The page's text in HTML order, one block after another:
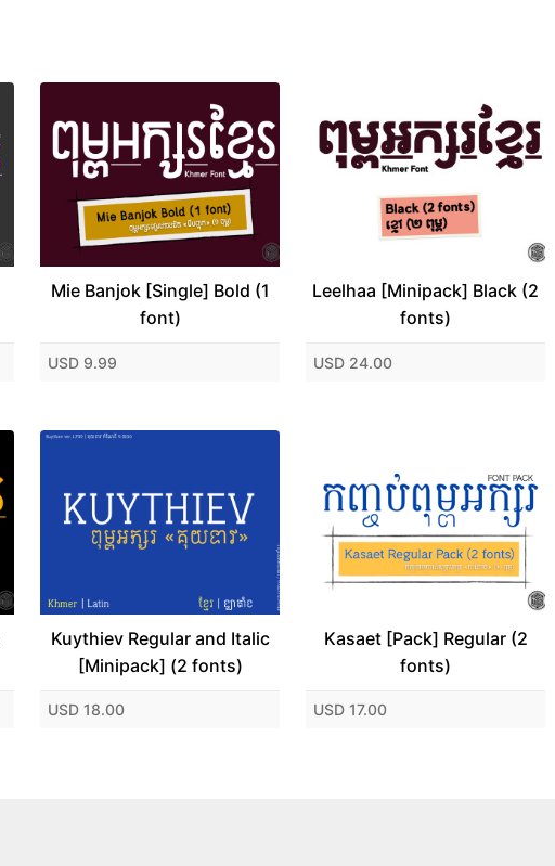
Mie Banjok [Single] Bold (1
font)
USD 9.99
Leelhaa [Minipack] Black (2
fonts)
USD 24.00
Kuythiev Regular and Italic
[Minipack] (2 fonts)
USD 18.00
Kasaet [Pack] Regular (2
fonts)
USD 17.00